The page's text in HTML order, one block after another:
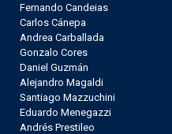
Fernando Candeias
Carlos Cánepa
Andrea Carballada
Gonzalo Cores
Daniel Guzmán
Alejandro Magaldi
Santiago Mazzuchini
Eduardo Menegazzi
Andrés Prestileo